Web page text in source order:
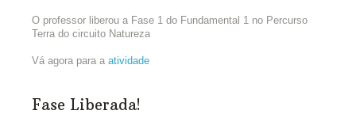
O professor liberou a Fase 1 do Fundamental 1 no Percurso
Terra do circuito Natureza
Vá agora para a atividade
Fase Liberada!